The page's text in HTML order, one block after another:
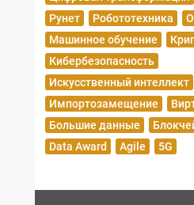
Рунет
Робототехника
Машинное обучение
Кибербезопасность
Искусственный интеллект
Импортозамещение
Большие данные
Data Award
Agile 5G